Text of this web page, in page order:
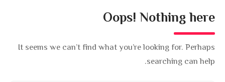
Oops! Nothing here
It seems we can’t find what you’re looking for. Perhaps
searching can help.